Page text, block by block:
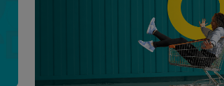
Painel de Combustível
Painel de compras
Sindicado